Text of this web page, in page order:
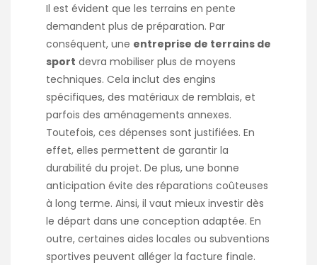
Il est évident que les terrains en pente
demandent plus de préparation. Par
conséquent, une entreprise de terrains de
sport devra mobiliser plus de moyens
techniques. Cela inclut des engins
spécifiques, des matériaux de remblais, et
parfois des aménagements annexes.
Toutefois, ces dépenses sont justifiées. En
effet, elles permettent de garantir la
durabilité du projet. De plus, une bonne
anticipation évite des réparations coûteuses
à long terme. Ainsi, il vaut mieux investir dès
le départ dans une conception adaptée. En
outre, certaines aides locales ou subventions
sportives peuvent alléger la facture finale.